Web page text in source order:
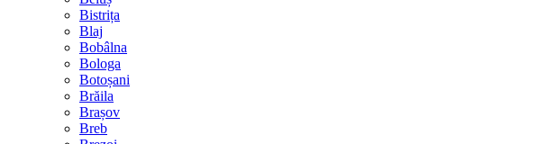
Bistrița
Blaj
Bobâlna
Bologa
Botoșani
Brăila
Brașov
Breb